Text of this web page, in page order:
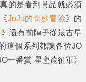
的是看到賞品就必須
JoJo的奇妙冒險》的
》還有前陣子從最古早
這個系列都讓各位JO
一番賞 星塵遠征軍》